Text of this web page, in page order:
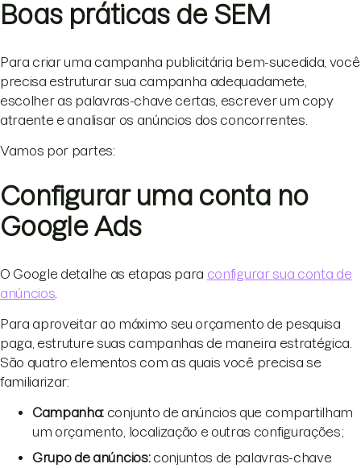
Boas práticas de SEM
Para criar uma campanha publicitária bem-sucedida, você
precisa estruturar sua campanha adequadamete,
escolher as palavras-chave certas, escrever um copy
atraente e analisar os anúncios dos concorrentes.
Vamos por partes:
Configurar uma conta no
Google Ads
O Google detalhe as etapas para configurar sua conta de
anúncios
Para aproveitar ao máximo seu orçamento de pesquisa
paga, estruture suas campanhas de maneira estratégica.
São quatro elementos com as quais você precisa se
familiarizar:
Campanha: conjunto de anúncios que compartilham
um orçamento, localização e outras configurações;
Grupo de anúncios:conjuntos de palavras-chave